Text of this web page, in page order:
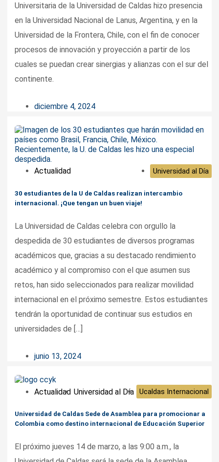
Universitaria de la Universidad de Caldas hizo presencia
en la Universidad Nacional de Lanus, Argentina, y en la
Universidad de la Frontera, Chile, con el fin de conocer
procesos de innovación y proyección a partir de los
cuales se puedan crear sinergias y alianzas con el sur del
continente.
diciembre 4, 2024
Actualidad Universidad al Día
30 estudiantes de la U de Caldas realizan intercambio
internacional. ¡Que tengan un buen viaje!
La Universidad de Caldas celebra con orgullo la
despedida de 30 estudiantes de diversos programas
académicos que, gracias a su destacado rendimiento
académico y al compromiso con el que asumen sus
retos, han sido seleccionados para realizar movilidad
internacional en el próximo semestre. Estos estudiantes
tendrán la oportunidad de continuar sus estudios en
universidades de […]
junio 13, 2024
Actualidad Universidad al Día Ucaldas Internacional
Universidad de Caldas Sede de Asamblea para promocionar a
Colombia como destino internacional de Educación Superior
El próximo jueves 14 de marzo, a las 9:00 a.m., la